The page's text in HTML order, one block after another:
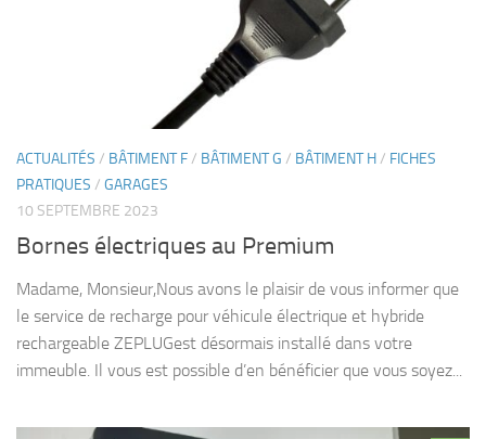
ACTUALITÉS / BÂTIMENT F/ BÂTIMENT G / BÂTIMENT H/ FICHES
PRATIQUES / GARAGES
10 SEPTEMBRE 2023
Bornes électriques au Premium
Madame, Monsieur,Nous avons le plaisir de vous informer que
le service de recharge pour véhicule électrique et hybride
rechargeable ZEPLUGest désormais installé dans votre
immeuble. Il vous est possible d’en bénéficier que vous soyez...